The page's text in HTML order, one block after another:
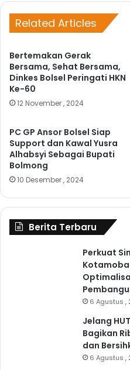
Related Articles
Bertemakan Gerak
Bersama, Sehat Bersama,
Dinkes Bolsel Peringati HKN
Ke-60
12 November , 2024
PC GP Ansor Bolsel Siap
Support dan Kawal Yusra
Alhabsyi Sebagai Bupati
Bolmong
10 Desember , 2024
Berita Terbaru
Perkuat
6 Agustus ,
Jelang
Bagikan
dan
6 Agustus ,